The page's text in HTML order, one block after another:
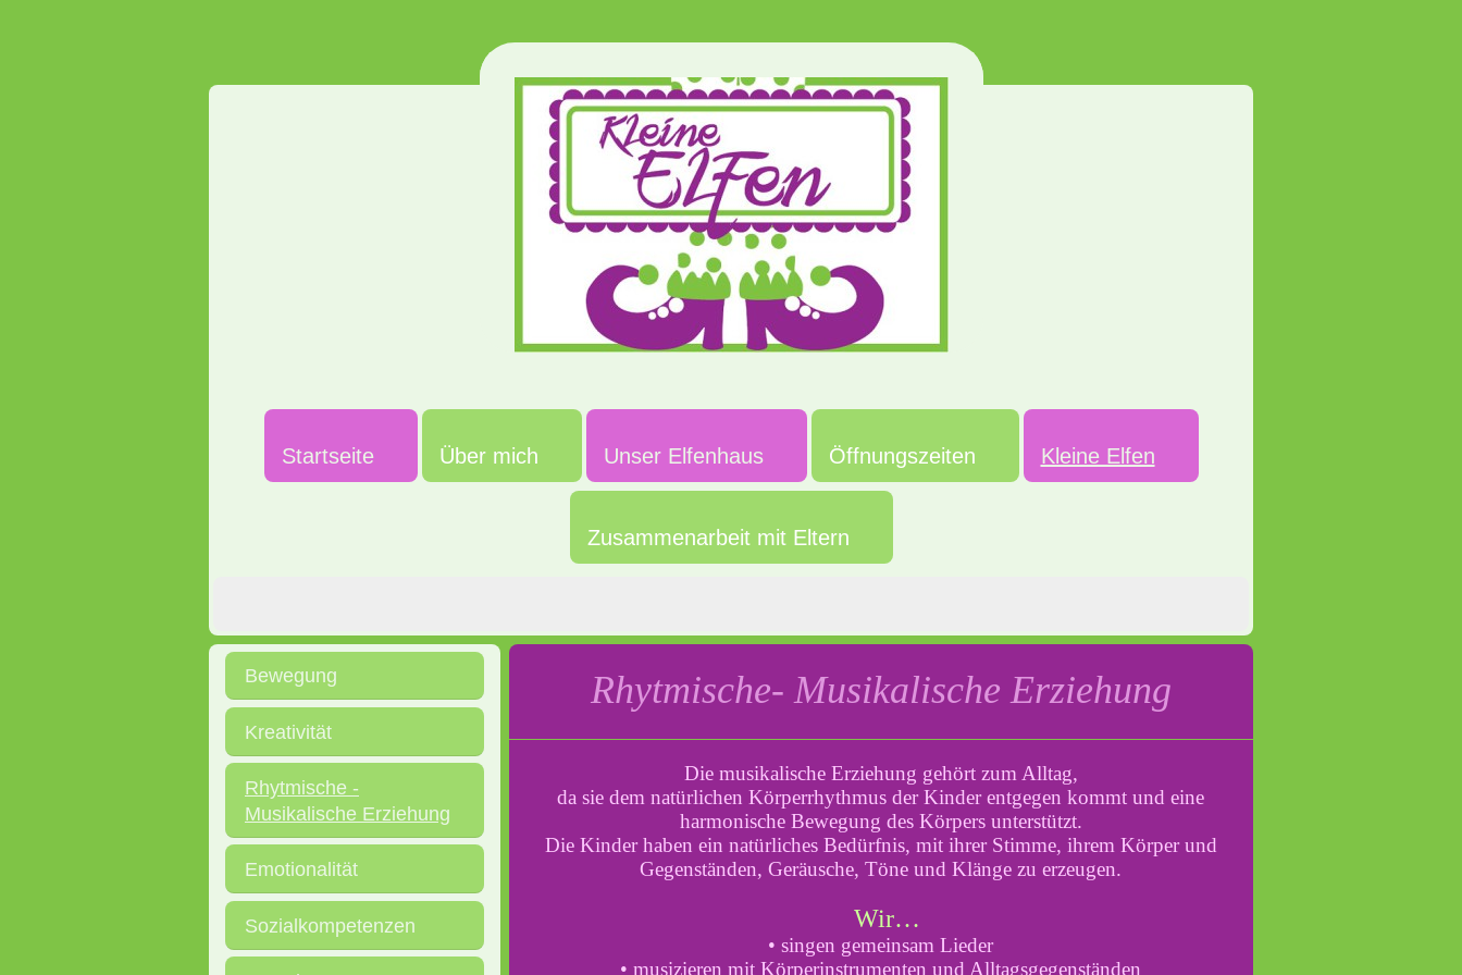
Startseite Über mich Unser Elfenhaus Öffnungszeiten Kleine Elfen
Zusammenarbeit mit Eltern
Rhytmische- Musikalische Erziehung
Die musikalische Erziehung gehört zum Alltag,
da sie dem natürlichen Körperrhythmus der Kinder entgegen kommt und eine
harmonische Bewegung des Körpers unterstützt.
Die Kinder haben ein natürliches Bedürfnis, mit ihrer Stimme, ihrem Körper und
Gegenständen, Geräusche, Töne und Klänge zu erzeugen.
Wir…
• singen gemeinsam Lieder
• musizieren mit Körperinstrumenten und Alltagsgegenständen
Bewegung
Kreativität
Rhytmische -
Musikalische Erziehung
Emotionalität
Sozialkompetenzen